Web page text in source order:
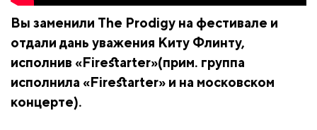
Вы заменили The Prodigy на фестивале и
отдали дань уважения Киту Флинту,
исполнив «Firestarter»(прим. группа
исполнила «Firestarter» и на московском
концерте).